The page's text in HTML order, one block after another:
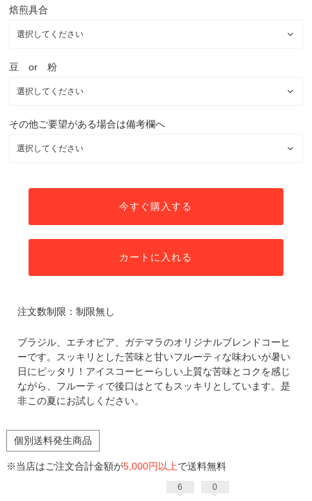
焙煎具合
豆 or 粉
その他ご要望がある場合は備考欄へ
今すぐ購入する
カートに入れる
注文数制限：制限無し
ブラジル、エチオピア、ガテマラのオリジナルブレンドコーヒ
ーです。スッキリとした苦味と甘いフルーティな味わいが暑い
日にピッタリ！アイスコーヒーらしい上質な苦味とコクを感じ
ながら、フルーティで後口はとてもスッキリとしています。是
非この夏にお試しください。
個別送料発生商品
※当店はご注文合計金額が5,000円以上で送料無料
6 0